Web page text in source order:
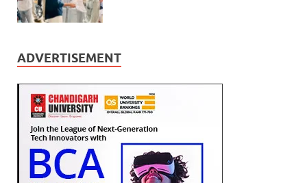
ADVERTISEMENT